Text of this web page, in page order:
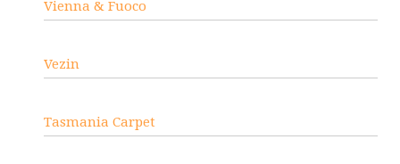
Vienna & Fuoco
Vezin
Tasmania Carpet